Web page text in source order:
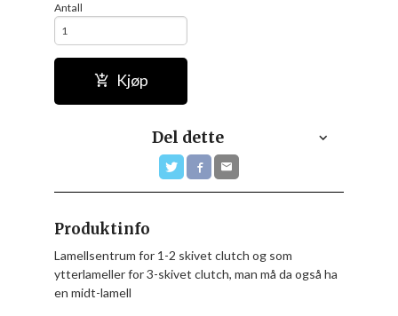
Antall
Kjøp
Del dette
Produktinfo
Lamellsentrum for 1-2 skivet clutch og som
ytterlameller for 3-skivet clutch, man må da også ha
en midt-lamell